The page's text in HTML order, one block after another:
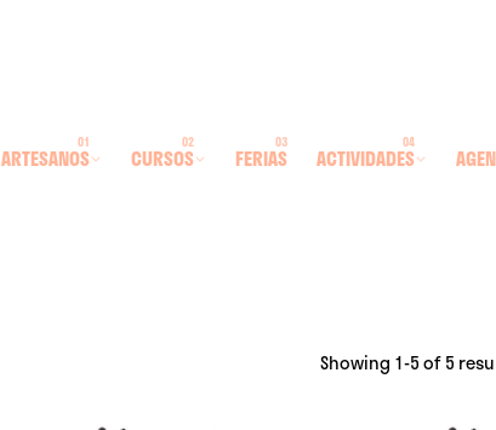
ARTESANOS CURSOS FERIAS ACTIVIDADES
Showing 1-5 of 5